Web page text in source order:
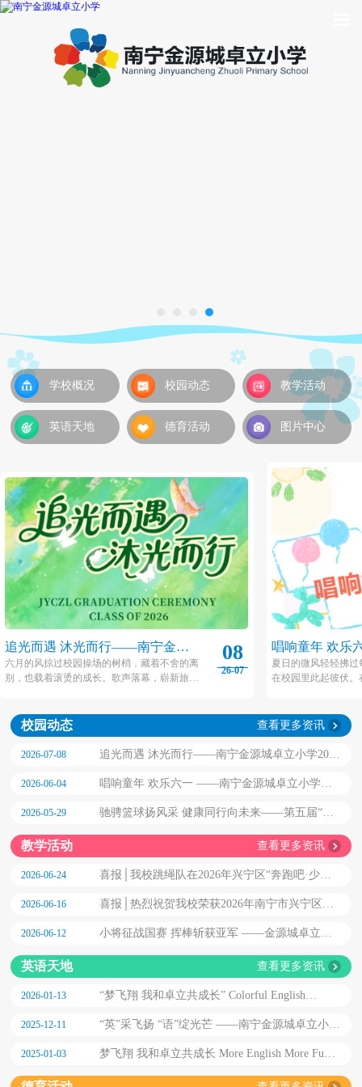
学校概况 校园动态 教学活动
英语天地 德育活动 图片中心
追光而遇 沐光而行——南宁金源
城卓立小学2026届毕业典礼
六月的风掠过校园操场的树梢，藏着不舍的离
别，也载着滚烫的成长。歌声落幕，崭新旅程
场闪闪发光的未来。
08
26-07
唱响童年 欢
城卓立小学
动
夏日的微风轻轻拂
在校园里此起彼伏
之际拉开帷幕！
校园动态 查看更多资讯
2026-07-08
追光而遇 沐光而行——南宁金源城卓立小学2026
届毕业典礼
2026-06-04
唱响童年 欢乐六一 ——南宁金源城卓立小学
2026艺术节系列主题活动
2026-05-29
驰骋篮球扬风采 健康同行向未来——第五届“卓
立杯”篮球联赛闭幕式
教学活动 查看更多资讯
2026-06-24
喜报│我校跳绳队在2026年兴宁区“奔跑吧·少
年”儿童青少年主题健身活动暨“南小兴友小宁”杯
2026-06-16
喜报│热烈祝贺我校荣获2026年南宁市兴宁区中
小学“阳光大课间”展示活动一等奖
2026-06-12
小将征战国赛 挥棒斩获亚军 ——金源城卓立学
前部 U6 棒球队征战全国软式棒垒球赛载誉而归
英语天地 查看更多资讯
2026-01-13
“梦飞翔 我和卓立共成长” Colorful English
Confidence Glow 第七届英语展示艺术节暨英语教
2025-12-11
“英”采飞扬 “语”绽光芒 ——南宁金源城卓立小学
第二届 “卓立 Level ”英语测评
2025-01-03
梦飞翔 我和卓立共成长 More English More Fun
——第六届英语展示艺术节暨英语教学汇报展演